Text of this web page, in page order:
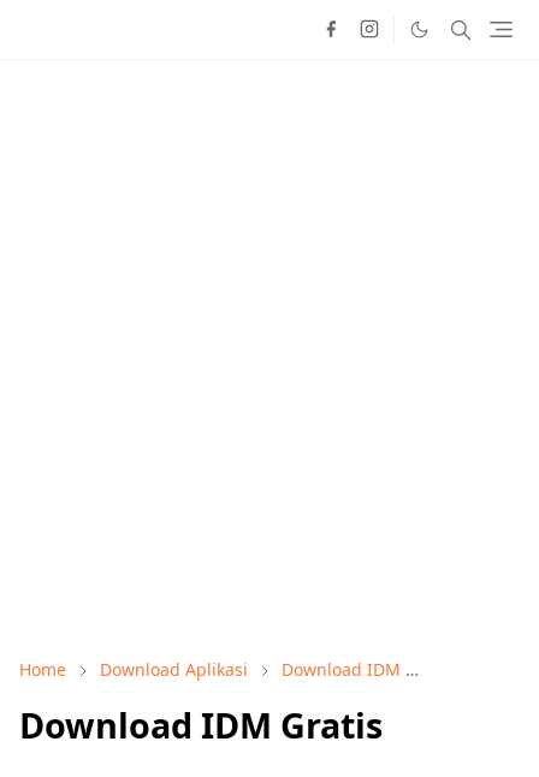
Home Download Aplikasi Download IDM
Download IDM Gratis